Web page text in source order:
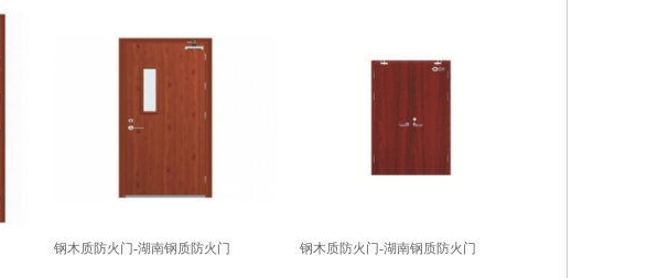
钢木质防火门-湖南钢质防火门 钢木质防火门-湖南钢质防火门